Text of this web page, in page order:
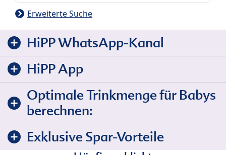
Erweiterte Suche
HiPP WhatsApp-Kanal
HiPP App
Optimale Trinkmenge für Babys
berechnen:
Exklusive Spar-Vorteile